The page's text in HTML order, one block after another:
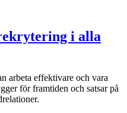
i alla
arbeta effektivare och vara
för framtiden och satsar på